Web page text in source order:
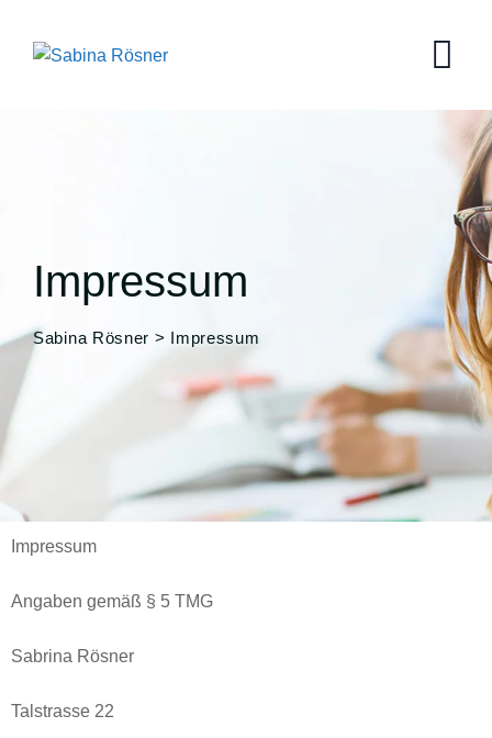
Impressum
Sabina Rösner > Impressum
Impressum
Angaben gemäß § 5 TMG
Sabrina Rösner
Talstrasse 22